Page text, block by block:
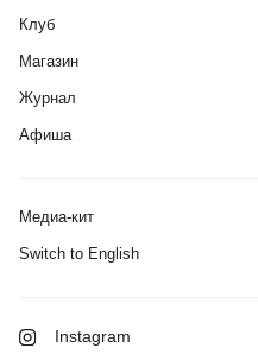
Клуб
Магазин
Журнал
Афиша
Медиа-кит
Switch to English
Instagram